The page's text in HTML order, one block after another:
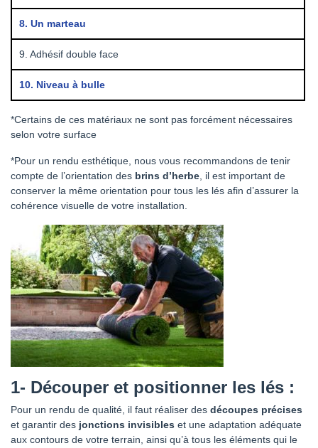
8. Un marteau
9. Adhésif double face
10. Niveau à bulle
*Certains de ces matériaux ne sont pas forcément nécessaires
selon votre surface
*Pour un rendu esthétique, nous vous recommandons de tenir
compte de l’orientation des brins d’herbe , il est important de
conserver la même orientation pour tous les lés afin d’assurer la
cohérence visuelle de votre installation.
1- Découper et positionner les lés :
Pour un rendu de qualité, il faut réaliser des découpes précises
et garantir des jonctions invisibles et une adaptation adéquate
aux contours de votre terrain, ainsi qu’à tous les éléments qui le